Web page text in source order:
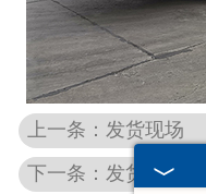
上一条：发货现场
下一条：发货现场